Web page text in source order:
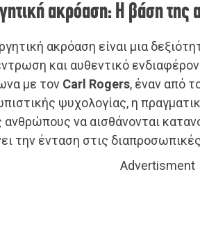
ακρόαση: Η βάση της
ακρόαση είναι μια
και αυθεντικό
με τον Carl Rogers, έναν από
ψυχολογίας, η
ανθρώπους να αισθάνονται
την ένταση στις
Advertisment